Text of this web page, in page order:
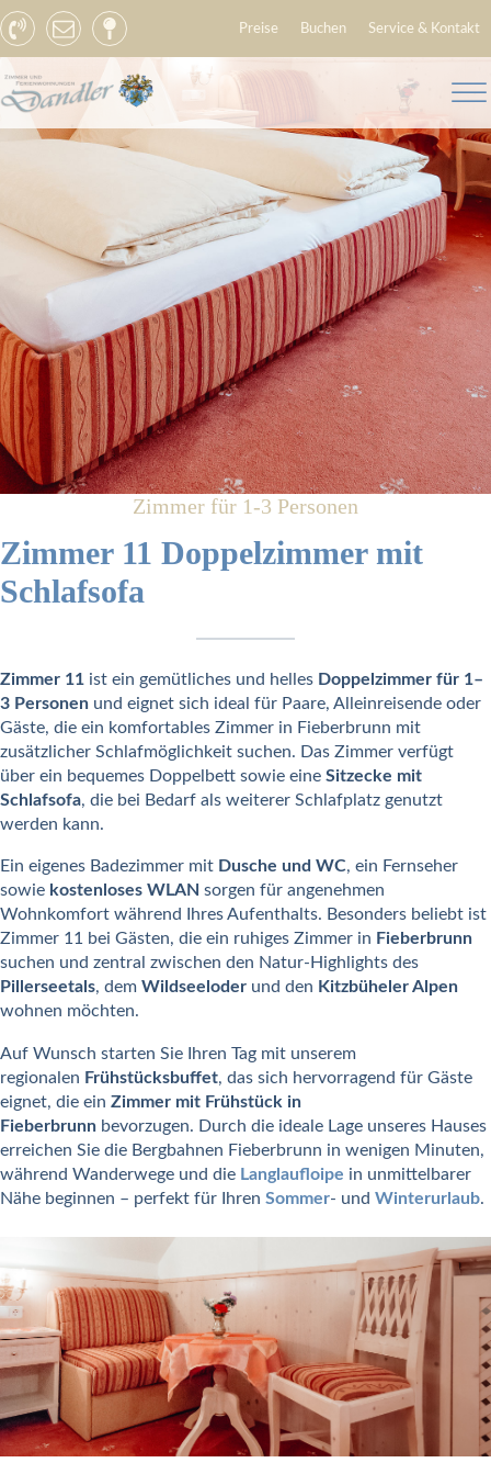
Preise Buchen Service & Kontakt
Zimmer für 1-3 Personen
Zimmer 11 Doppelzimmer mit
Schlafsofa
Zimmer 11 ist ein gemütliches und helles Doppelzimmer für 1–
3 Personen und eignet sich ideal für Paare, Alleinreisende oder
Gäste, die ein komfortables Zimmer in Fieberbrunn mit
zusätzlicher Schlafmöglichkeit suchen. Das Zimmer verfügt
über ein bequemes Doppelbett sowie eine Sitzecke mit
Schlafsofa, die bei Bedarf als weiterer Schlafplatz genutzt
werden kann.
Ein eigenes Badezimmer mit Dusche und WC, ein Fernseher
sowie kostenloses WLAN sorgen für angenehmen
Wohnkomfort während Ihres Aufenthalts. Besonders beliebt ist
Zimmer 11 bei Gästen, die ein ruhiges Zimmer in Fieberbrunn
suchen und zentral zwischen den Natur-Highlights des
Pillerseetals, dem Wildseeloder und den Kitzbüheler Alpen
wohnen möchten.
Auf Wunsch starten Sie Ihren Tag mit unserem
regionalen Frühstücksbuffet, das sich hervorragend für Gäste
eignet, die ein Zimmer mit Frühstück in
Fieberbrunn bevorzugen. Durch die ideale Lage unseres Hauses
erreichen Sie die Bergbahnen Fieberbrunn in wenigen Minuten,
während Wanderwege und die Langlaufloipe in unmittelbarer
Nähe beginnen – perfekt für Ihren Sommer- und Winterurlaub.